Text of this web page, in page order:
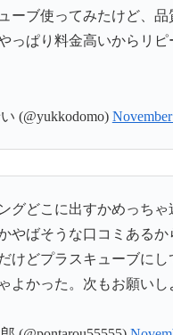
ーブ使ってみたけど、品
っぱり料金高いからリピ
(@yukkodomo)
グどこに出すかめっちゃ
やばそうな口コミあるか
けどプラスキューブにし
よかった。次もお願いし